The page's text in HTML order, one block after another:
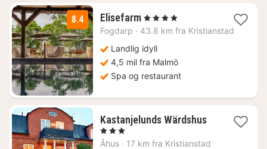
8.4 Elisefarm1
natt
2588
kr.
, 4 Stjerner
Fogdarp · 43.8 km fra Kristianstad
Landlig idyll
4,5 mil fra Malmö
Spa og restaurant
Kastanjelunds Wärdshus1
fra
, 3 Stjerner
Åhus · 17 km fra Kristianstad